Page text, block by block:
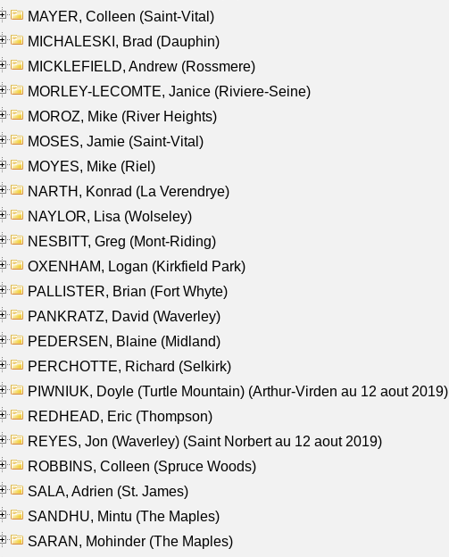
MAYER, Colleen (Saint-Vital)
MICHALESKI, Brad (Dauphin)
MICKLEFIELD, Andrew (Rossmere)
MORLEY-LECOMTE, Janice (Riviere-Seine)
MOROZ, Mike (River Heights)
MOSES, Jamie (Saint-Vital)
MOYES, Mike (Riel)
NARTH, Konrad (La Verendrye)
NAYLOR, Lisa (Wolseley)
NESBITT, Greg (Mont-Riding)
OXENHAM, Logan (Kirkfield Park)
PALLISTER, Brian (Fort Whyte)
PANKRATZ, David (Waverley)
PEDERSEN, Blaine (Midland)
PERCHOTTE, Richard (Selkirk)
PIWNIUK, Doyle (Turtle Mountain) (Arthur-Virden au 12 aout 2019)
REDHEAD, Eric (Thompson)
REYES, Jon (Waverley) (Saint Norbert au 12 aout 2019)
ROBBINS, Colleen (Spruce Woods)
SALA, Adrien (St. James)
SANDHU, Mintu (The Maples)
SARAN, Mohinder (The Maples)